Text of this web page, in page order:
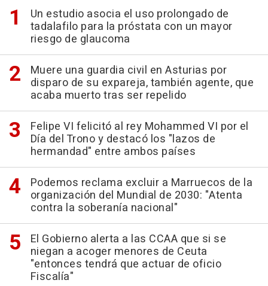
Un estudio asocia el uso prolongado de
tadalafilo para la próstata con un mayor
riesgo de glaucoma
Muere una guardia civil en Asturias por
disparo de su expareja, también agente, que
acaba muerto tras ser repelido
Felipe VI felicitó al rey Mohammed VI por el
Día del Trono y destacó los "lazos de
hermandad" entre ambos países
Podemos reclama excluir a Marruecos de la
organización del Mundial de 2030: "Atenta
contra la soberanía nacional"
El Gobierno alerta a las CCAA que si se
niegan a acoger menores de Ceuta
"entonces tendrá que actuar de oficio
Fiscalía"